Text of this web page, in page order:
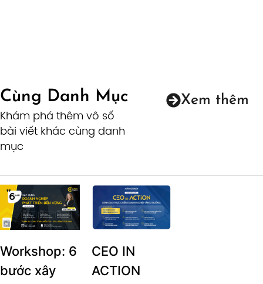
Cùng Danh Mục
Khám phá thêm vô số
bài viết khác cùng danh
mục
Xem thêm
Workshop: 6
bước xây
CEO IN
ACTION